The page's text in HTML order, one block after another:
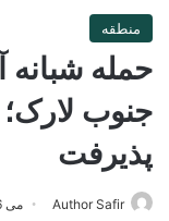
منطقه
حمله شبانه
جنوب
پذیرفت
Author Safir می 26, 2026